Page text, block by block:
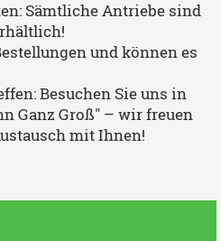
Sämtliche Antriebe sind
und können es
Besuchen Sie uns in
Ganz Groß" – wir freuen
mit Ihnen!